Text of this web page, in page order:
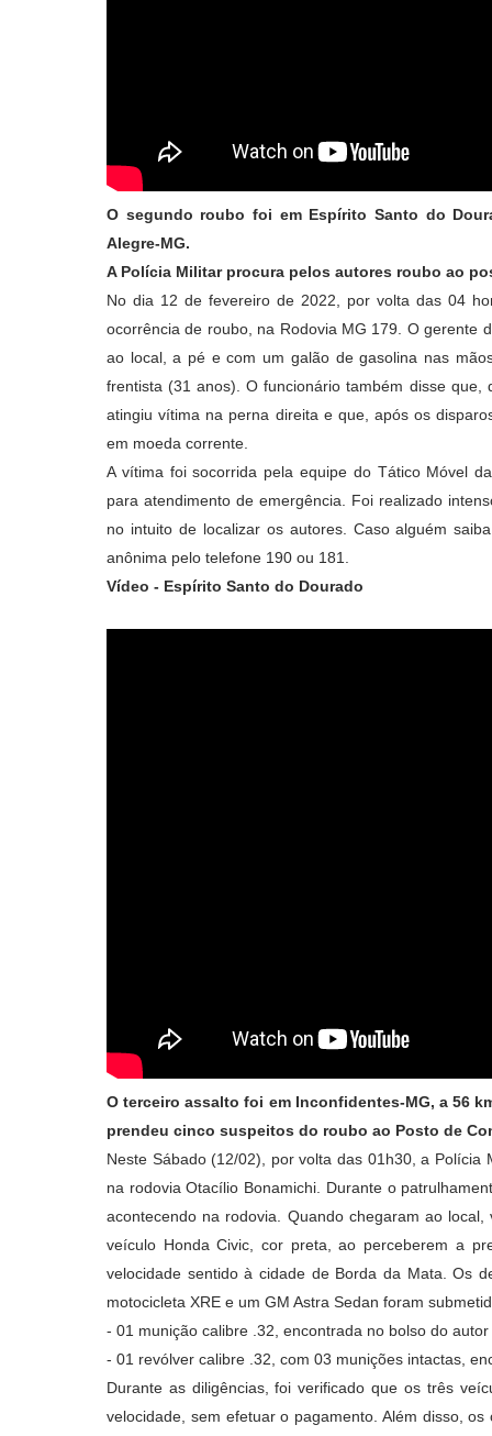
O segundo roubo foi em Espírito Santo do
Alegre-MG.
A Polícia Militar procura pelos autores roubo ao
No dia 12 de fevereiro de 2022, por volta das 04
ocorrência de roubo, na Rodovia MG 179. O gerente
ao local, a pé e com um galão de gasolina nas
frentista (31 anos). O funcionário também disse
atingiu vítima na perna direita e que, após os
em moeda corrente.
A vítima foi socorrida pela equipe do Tático Móvel
para atendimento de emergência. Foi realizado
no intuito de localizar os autores. Caso alguém
anônima pelo telefone 190 ou 181.
Vídeo - Espírito Santo do Dourado
O terceiro assalto foi em Inconfidentes-MG, a 56
prendeu cinco suspeitos do roubo ao Posto de
Neste Sábado (12/02), por volta das 01h30, a
na rodovia Otacílio Bonamichi. Durante o
acontecendo na rodovia. Quando chegaram ao
veículo Honda Civic, cor preta, ao perceberem a
velocidade sentido à cidade de Borda da Mata. Os
motocicleta XRE e um GM Astra Sedan foram
- 01 munição calibre .32, encontrada no bolso do
- 01 revólver calibre .32, com 03 munições intactas,
Durante as diligências, foi verificado que os três
velocidade, sem efetuar o pagamento. Além disso,